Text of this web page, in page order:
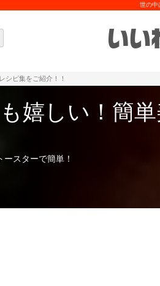
世の中
シピ集をご紹介！！
嬉しい！簡
スターで簡単！